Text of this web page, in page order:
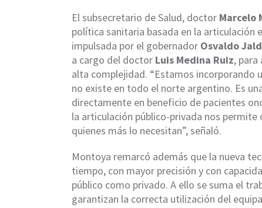
El subsecretario de Salud, doctor Marcelo
política sanitaria basada en la articulación
impulsada por el gobernador Osvaldo
a cargo del doctor Luis Medina Ruiz,
alta complejidad. “Estamos incorporando
no existe en todo el norte argentino. Es
directamente en beneficio de pacientes
la articulación público-privada nos
quienes más lo necesitan”, señaló.
Montoya remarcó además que la nueva
tiempo, con mayor precisión y con
público como privado. A ello se suma el
garantizan la correcta utilización del